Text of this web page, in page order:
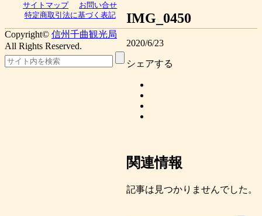
IMG_0450
2020/6/23
シェアする
関連情報
記事は見つかりませんでした。
サイトマップ
お問い合せ
特定商取引法に基づく表記
Copyright© 信州千曲観光局
All Rights Reserved.